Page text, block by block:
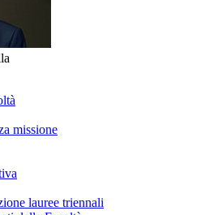
missione
lauree triennali